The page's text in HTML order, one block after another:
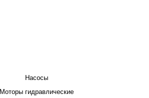
Насосы
Моторы гидравлические